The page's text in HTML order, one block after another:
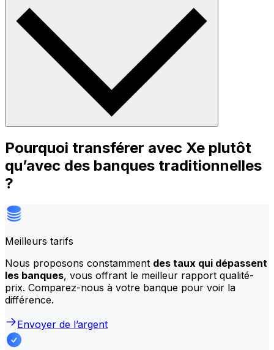
Pourquoi transférer avec Xe plutôt
qu’avec des banques traditionnelles
?
Meilleurs tarifs
Nous proposons constamment des taux qui dépassent
les banques, vous offrant le meilleur rapport qualité-
prix. Comparez-nous à votre banque pour voir la
différence.
Envoyer de l’argent